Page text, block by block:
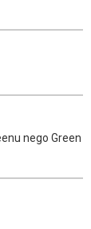
nego Green